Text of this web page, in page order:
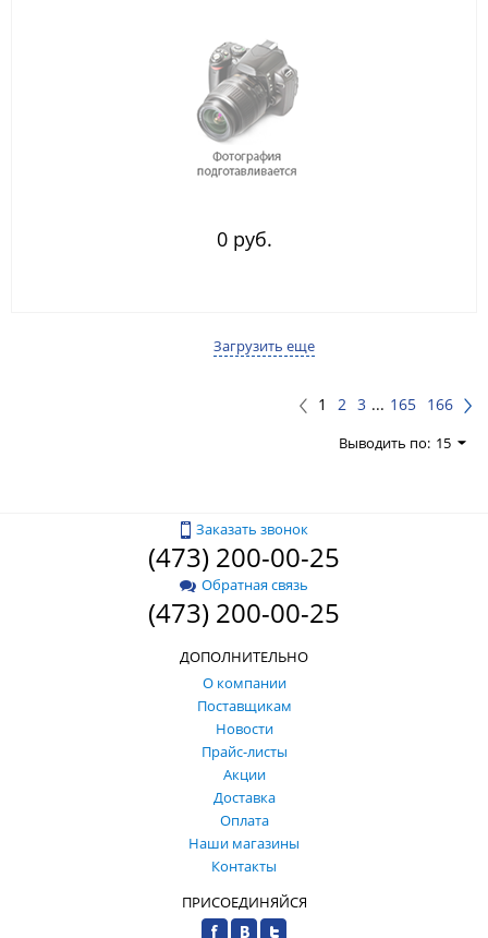
0 руб.
Загрузить еще
1 2 3 ... 165 166
Выводить по: 15
Заказать звонок
(473) 200-00-25
Обратная связь
(473) 200-00-25
ДОПОЛНИТЕЛЬНО
О компании
Поставщикам
Новости
Прайс-листы
Акции
Доставка
Оплата
Наши магазины
Контакты
ПРИСОЕДИНЯЙСЯ